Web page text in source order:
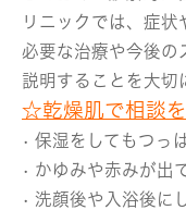
リニックでは、症状
必要な治療や今後の
説明することを大切
☆乾燥肌で相談
• 保湿をしてもつっ
• かゆみや赤みが出
• 洗顔後や入浴後に